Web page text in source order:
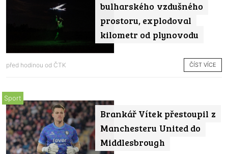
bulharského vzdušného
prostoru, explodoval
kilometr od plynovodu
před hodinou od ČTK ČÍST VÍCE
Brankář Vítek přestoupil z
Manchesteru United do
Middlesbrough
Sport